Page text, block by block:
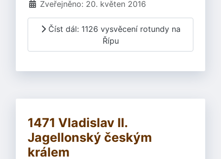
Zveřejněno: 20. květen 2016
Číst dál: 1126 vysvěcení rotundy na
Řípu
1471 Vladislav II.
Jagellonský českým
králem